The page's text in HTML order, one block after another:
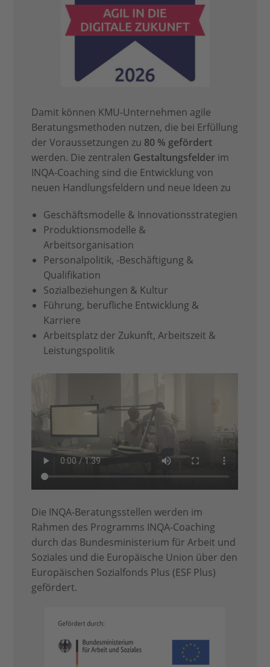
Damit können KMU-Unternehmen agile
Beratungsmethoden nutzen, die bei Erfüllung
der Voraussetzungen zu 80 % gefördert
werden. Die zentralen Gestaltungsfelder im
INQA-Coaching sind die Entwicklung von
neuen Handlungsfeldern und neue Ideen zu
Geschäftsmodelle & Innovationsstrategien
Produktionsmodelle &
Arbeitsorganisation
Personalpolitik, -Beschäftigung &
Qualifikation
Sozialbeziehungen & Kultur
Führung, berufliche Entwicklung &
Karriere
Arbeitsplatz der Zukunft, Arbeitszeit &
Leistungspolitik
Die INQA-Beratungsstellen werden im
Rahmen des Programms INQA-Coaching
durch das Bundesministerium für Arbeit und
Soziales und die Europäische Union über den
Europäischen Sozialfonds Plus (ESF Plus)
gefördert.